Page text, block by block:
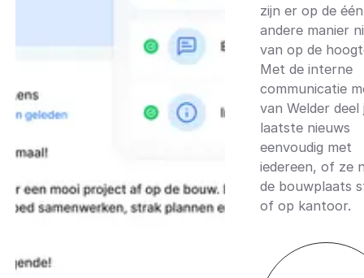
zijn er op de
andere manier
van op de
Met de interne
communicatie
van Welder deel
laatste nieuws
eenvoudig met
iedereen, of ze
de bouwplaats
of op kantoor.